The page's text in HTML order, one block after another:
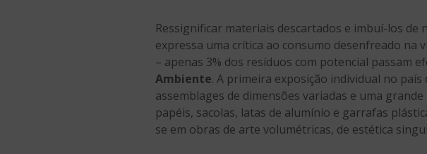
Ressignificar materiais descartados e imbuí-los de
expressa uma crítica ao consumo desenfreado na
– apenas 3% dos resíduos com potencial passam
Ambiente. A primeira exposição individual no
assemblages de dimensões variadas e uma
papéis, sacolas, latas de alumínio e garrafas
se em obras de arte volumétricas, de estética